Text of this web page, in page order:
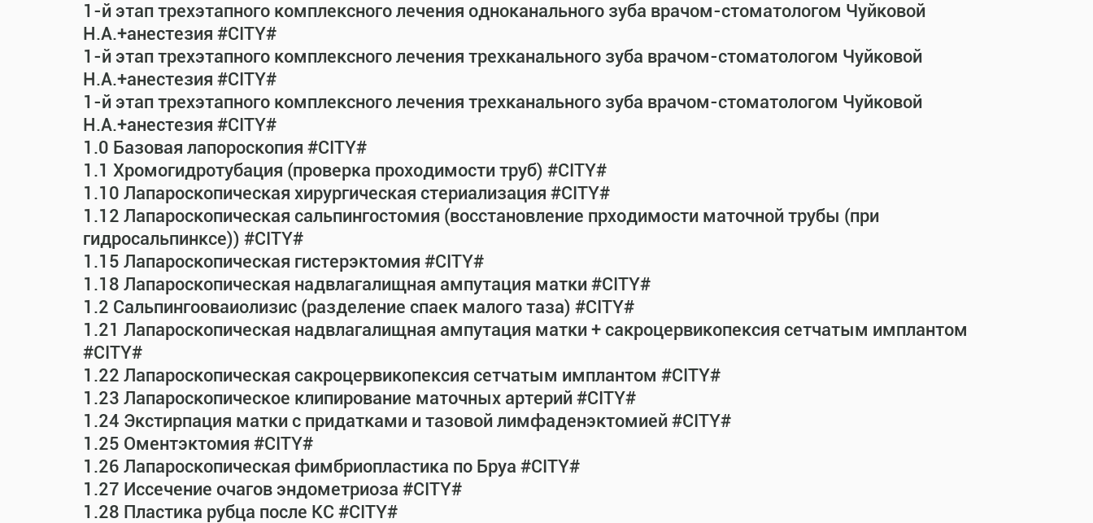
1-й этап трехэтапного комплексного лечения одноканального зуба врачом-стоматологом Чуйковой
Н.А.+анестезия #CITY#
1-й этап трехэтапного комплексного лечения трехканального зуба врачом-стоматологом Чуйковой
Н.А.+анестезия #CITY#
1-й этап трехэтапного комплексного лечения трехканального зуба врачом-стоматологом Чуйковой
Н.А.+анестезия #CITY#
1.0 Базовая лапороскопия #CITY#
1.1 Хромогидротубация (проверка проходимости труб) #CITY#
1.10 Лапароскопическая хирургическая стериализация #CITY#
1.12 Лапароскопическая сальпингостомия (восстановление прходимости маточной трубы (при
гидросальпинксе)) #CITY#
1.15 Лапароскопическая гистерэктомия #CITY#
1.18 Лапароскопическая надвлагалищная ампутация матки #CITY#
1.2 Сальпингооваиолизис (разделение спаек малого таза) #CITY#
1.21 Лапароскопическая надвлагалищная ампутация матки + сакроцервикопексия сетчатым имплантом
#CITY#
1.22 Лапароскопическая сакроцервикопексия сетчатым имплантом #CITY#
1.23 Лапароскопическое клипирование маточных артерий #CITY#
1.24 Экстирпация матки с придатками и тазовой лимфаденэктомией #CITY#
1.25 Оментэктомия #CITY#
1.26 Лапароскопическая фимбриопластика по Бруа #CITY#
1.27 Иссечение очагов эндометриоза #CITY#
1.28 Пластика рубца после КС #CITY#